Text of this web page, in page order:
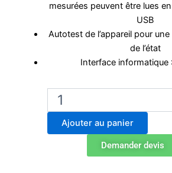
mesurées peuvent être lues
USB
Autotest de l’appareil pour
de l’état
Interface informatique
quantité
Incubateur
Binder
Ajouter au panier
Demander devis